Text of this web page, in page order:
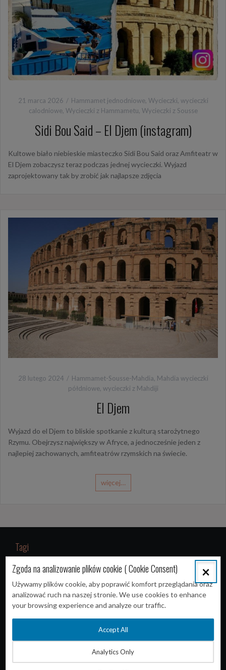
21 marca 2026 Hammamet jednodniowe, Wycieczki, wycieczki
calodniowe, Wycieczki z Hammametu, Wycieczki z Sousse
Sidi Bou Said – El Djem (instagram)
Kultowe biało niebieskie miasteczko Sidi Bou Said oraz Amfiteatr w
El Djem zobaczysz teraz podczas jednej wycieczki. Wyjazd
zaprojektowany tak by zrobić jak najlapsze zdjęcia
28 lutego 2024 Hammamet-Sousse-Mahdia, Mahdia wycieczki
półdniowe, wycieczki z Mahdiji
El Djem
Wyjazd do el Djem to bliskie spotkanie z kulturą starożytnego
Rzymu. Obejrzysz największy w Afryce, a jednocześnie jeden z
najlepiej zachowanych, amfiteatrów rzymskich na świecie.
więcej…
Tagi
atrakcje turystyczne Baya Beach Aqua Park Chebika
Djerba Douz Eden star El Djem Grupy
Medina Oaza
×
Zgoda na analizowanie plików cookie ( Cookie Consent)
Używamy plików cookie, aby poprawić komfort przeglądania oraz
analizować ruch na naszej stronie. We use cookies to enhance
your browsing experience and analyze our traffic.
Accept All
Analytics Only